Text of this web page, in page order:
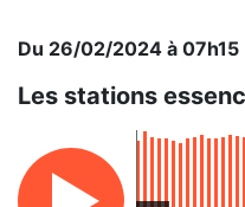
Du 26/02/2024 à 07h15
Les stations